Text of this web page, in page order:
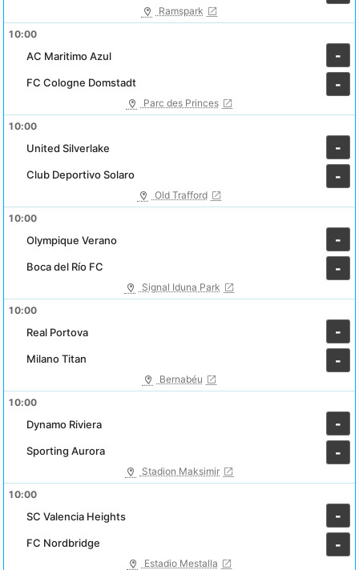
Ramspark
10:00
AC Maritimo Azul
-
-
FC Cologne Domstadt
Parc des Princes
10:00
United Silverlake
-
-
Club Deportivo Solaro
Old Trafford
10:00
Olympique Verano
-
-
Boca del Río FC
Signal Iduna Park
10:00
Real Portova
-
-
Milano Titan
Bernabéu
10:00
Dynamo Riviera
-
-
Sporting Aurora
Stadion Maksimir
10:00
SC Valencia Heights
-
-
FC Nordbridge
Estadio Mestalla